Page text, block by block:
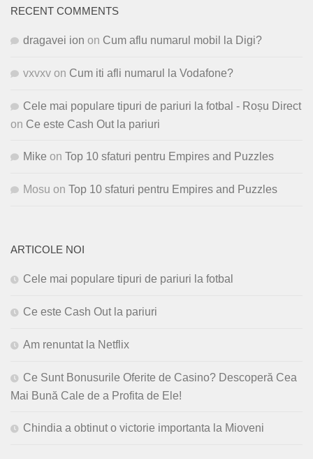
RECENT COMMENTS
dragavei ion on Cum aflu numarul mobil la Digi?
vxvxv on Cum iti afli numarul la Vodafone?
Cele mai populare tipuri de pariuri la fotbal - Roșu Direct
on Ce este Cash Out la pariuri
Mike on Top 10 sfaturi pentru Empires and Puzzles
Mosu on Top 10 sfaturi pentru Empires and Puzzles
ARTICOLE NOI
Cele mai populare tipuri de pariuri la fotbal
Ce este Cash Out la pariuri
Am renuntat la Netflix
Ce Sunt Bonusurile Oferite de Casino? Descoperă Cea
Mai Bună Cale de a Profita de Ele!
Chindia a obtinut o victorie importanta la Mioveni